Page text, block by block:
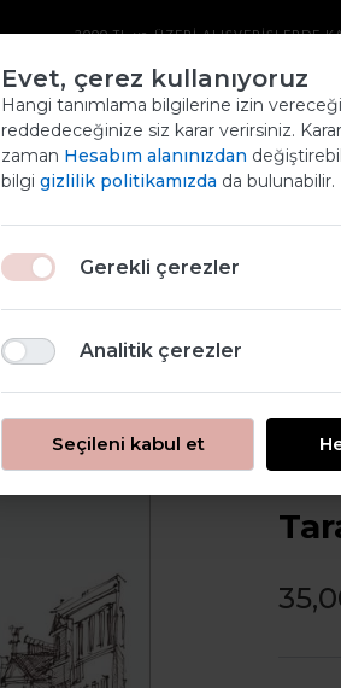
2000 TL ve ÜZERİ ALIŞVERİŞLERDE
TARABYA
PIRINÇ
ANASAYFA
PİRİNÇ DEKOPAJ
TARABYA PRINÇ DEKOPAJ SERISI
TARABYA SERISI PIRINÇ
Evet, çerez kullanıyoruz
Hangi tanımlama bilgilerine izin
reddedeceğinize siz karar verirsiniz.
zaman Hesabım alanınızdan
bilgi gizlilik politikamızda da bulunabilir.
Gerekli çerezler
Analitik çerezler
Seçileni kabul et